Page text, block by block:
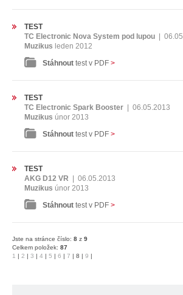
TEST
TC Electronic Nova System pod lupou
Muzikus leden 2012
Stáhnout test v PDF >
TEST
TC Electronic Spark Booster
06.05.2013
Muzikus únor 2013
Stáhnout test v PDF >
TEST
AKG D12 VR
06.05.2013
Muzikus únor 2013
Stáhnout test v PDF >
Jste na stránce číslo: 8 z 9
Celkem položek: 87
1 | 2 | 3 | 4 | 5 | 6 | 7 | 8 | 9 |